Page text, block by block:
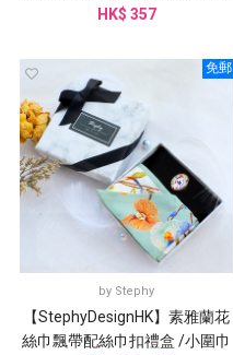
2件套
HK$ 357
免郵
by Stephy
【StephyDesignHK】素雅蘭花
絲巾飄帶配絲巾扣禮盒 /小圍巾